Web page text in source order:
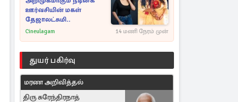
ஊர்வசியின் மகள்
தேஜாலட்சுமி..
Cineulagam 14 மணி நேரம் முன்
துயர் பகிர்வு
மரண அறிவித்தல்
திரு சுரேந்திரநாத்